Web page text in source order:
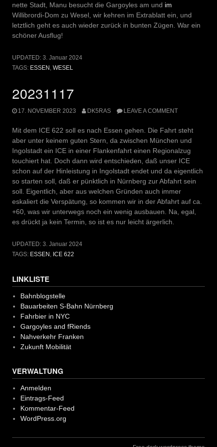
nette Stadt, Manu besucht die Gargoyles am und im
Willibrordi-Dom zu Wesel, wir kehren im Extrablatt ein, und
letztlich geht es auch wieder zurück in bunten Zügen. War ein
schöner Ausflug!
UPDATED: 3. Januar 2024
TAGS: ESSEN WESEL
20231117
17. NOVEMBER 2023 DK5RAS LEAVE A COMMENT
Mit dem ICE 622 soll es nach Essen gehen. Die Fahrt steht
aber unter keinem guten Stern, da zwischen München und
Ingolstadt ein ICE in einer Flankenfahrt einen Regionalzug
touchiert hat. Doch dann wird entschieden, daß unser ICE
schon auf der Hinleistung in Ingolstadt endet und da eigentlich
so starten soll, daß er pünktlich in Nürnberg zur Abfahrt sein
soll. Eigentlich, aber aus welchen Gründen auch immer
eskaliert die Verspätung, so kommen wir in der Abfahrt auf ca.
+60, was wir unterwegs noch ein wenig ausbauen. Na, egal,
es drückt ja kein Termin, so ist es nur leicht ärgerlich.
UPDATED: 3. Januar 2024
TAGS: ESSEN , ICE 622
LINKLISTE
Bahnblogstelle
Bauarbeiten S-Bahn Nürnberg
Fahrbier in NYC
Gargoyles and fRiends
Nahverkehr Franken
Zukunft Mobilität
VERWALTUNG
Anmelden
Eintrags-Feed
Kommentar-Feed
WordPress.org